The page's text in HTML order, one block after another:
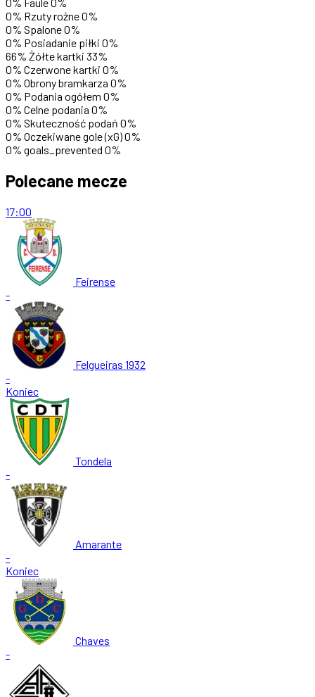
0% Rzuty rożne0%
0% Spalone0%
0% Posiadanie piłki 0%
66% Żółte kartki 33%
0% Czerwone kartki 0%
0% Obrony bramkarza 0%
0% Podania ogółem 0%
0% Celne podania 0%
0% Skuteczność podań 0%
0% Oczekiwane gole (xG)0%
0% goals_prevented 0%
Polecane mecze
17:00
Feirense
-
Felgueiras 1932
-
Koniec
Tondela
-
Amarante
-
Koniec
Chaves
-